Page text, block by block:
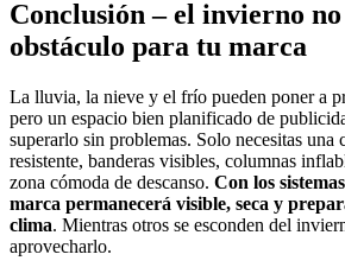
Conclusión – el invierno no
obstáculo para tu marca
La lluvia, la nieve y el frío pueden poner a
pero un espacio bien planificado de
superarlo sin problemas. Solo necesitas una
resistente, banderas visibles, columnas
zona cómoda de descanso. Con los
marca permanecerá visible, seca y
clima. Mientras otros se esconden del
aprovecharlo.